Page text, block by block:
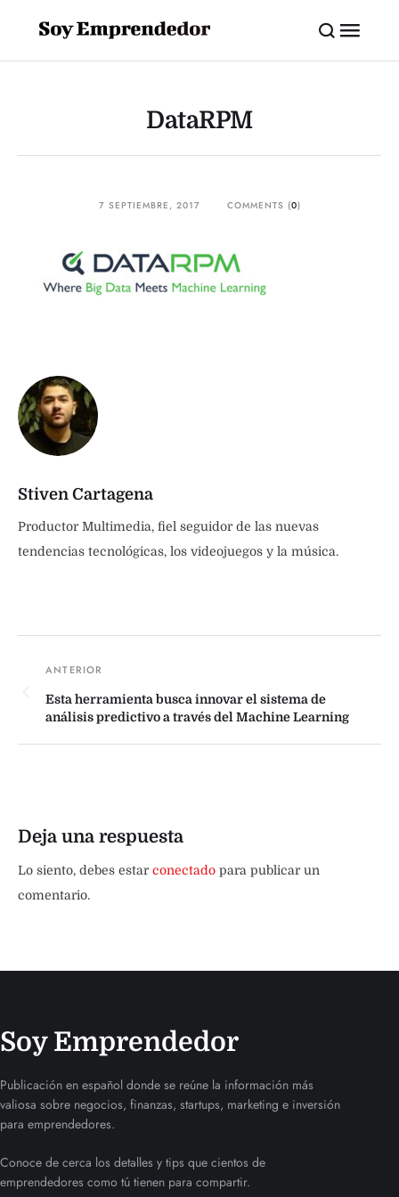
DataRPM
7 SEPTIEMBRE, 2017 COMMENTS (0)
Stiven Cartagena
Productor Multimedia, fiel seguidor de las nuevas
tendencias tecnológicas, los videojuegos y la música.
Esta herramienta busca innovar el sistema de
análisis predictivo a través del Machine Learning
Deja una respuesta
Lo siento, debes estarconectado para publicar un
comentario.
Soy Emprendedor
Publicación en español donde se reúne la información más
valiosa sobre negocios, finanzas, startups, marketing e inversión
para emprendedores.
Conoce de cerca los detalles y tips que cientos de
emprendedores como tú tienen para compartir.